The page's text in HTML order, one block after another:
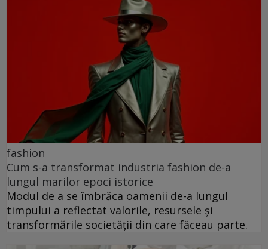
fashion
Cum s-a transformat industria fashion de-a
lungul marilor epoci istorice
Modul de a se îmbrăca oamenii de-a lungul
timpului a reflectat valorile, resursele și
transformările societății din care făceau parte.